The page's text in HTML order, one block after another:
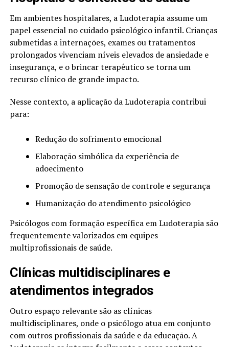
Em ambientes hospitalares, a Ludoterapia assume um
papel essencial no cuidado psicológico infantil. Crianças
submetidas a internações, exames ou tratamentos
prolongados vivenciam níveis elevados de ansiedade e
insegurança, e o brincar terapêutico se torna um
recurso clínico de grande impacto.
Nesse contexto, a aplicação da Ludoterapia contribui
para:
Redução do sofrimento emocional
Elaboração simbólica da experiência de
adoecimento
Promoção de sensação de controle e segurança
Humanização do atendimento psicológico
Psicólogos com formação específica em Ludoterapia são
frequentemente valorizados em equipes
multiprofissionais de saúde.
Clínicas multidisciplinares e
atendimentos integrados
Outro espaço relevante são as clínicas
multidisciplinares, onde o psicólogo atua em conjunto
com outros profissionais da saúde e da educação. A